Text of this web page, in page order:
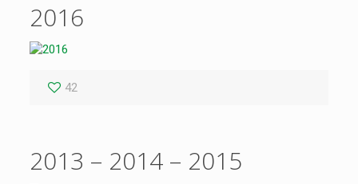
2016
42
2013 – 2014 – 2015